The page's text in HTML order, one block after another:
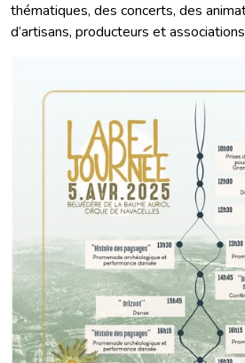
thématiques, des concerts, des
d’artisans, producteurs et